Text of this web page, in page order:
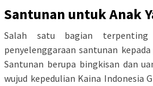
Santunan untuk Anak
Salah satu bagian
penyelenggaraan santunan
Santunan berupa bingkisan dan
wujud kepedulian Kaina Indonesia